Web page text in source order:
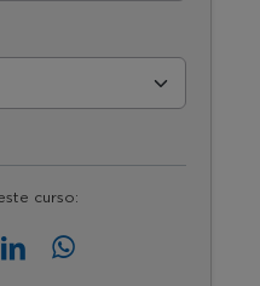
curso: